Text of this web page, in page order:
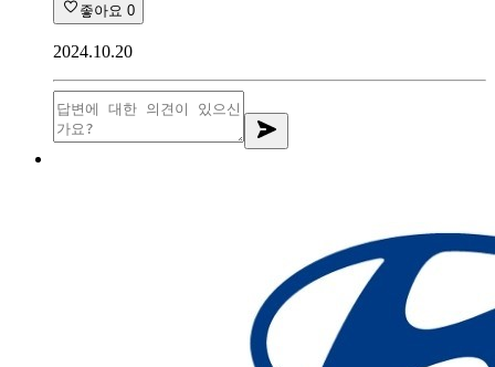
좋아요 0
2024.10.20